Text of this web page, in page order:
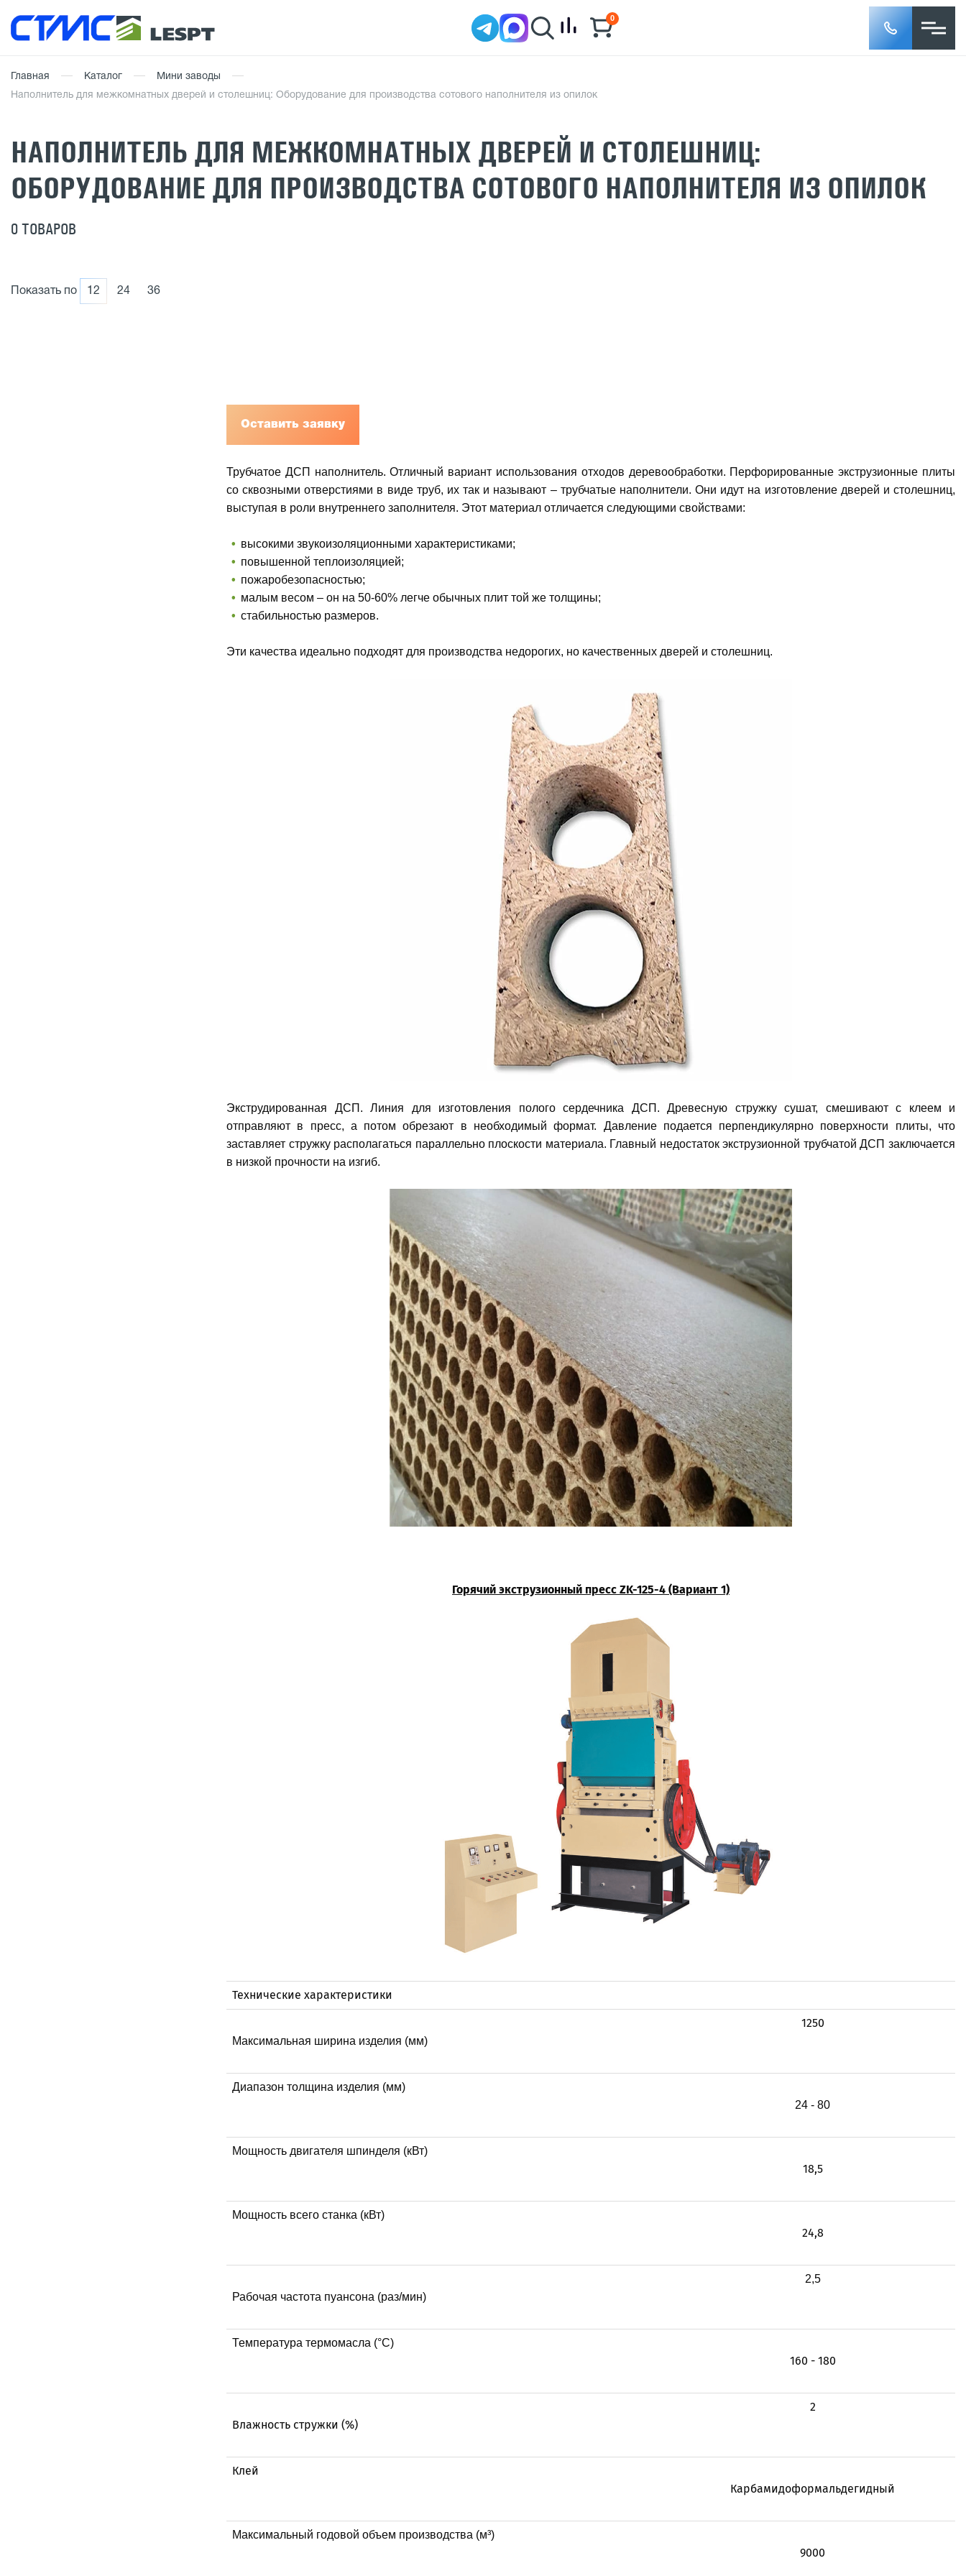
0
Главная Каталог
Мини заводы
Наполнитель для межкомнатных дверей и столешниц: Оборудование для производства сотового наполнителя из опилок
НАПОЛНИТЕЛЬ ДЛЯ МЕЖКОМНАТНЫХ ДВЕРЕЙ И СТОЛЕШНИЦ:
ОБОРУДОВАНИЕ ДЛЯ ПРОИЗВОДСТВА СОТОВОГО НАПОЛНИТЕЛЯ ИЗ ОПИЛОК
0 ТОВАРОВ
Показать по 12 24 36
Оставить заявку
Трубчатое ДСП наполнитель. Отличный вариант использования отходов деревообработки. Перфорированные экструзионные плиты
со сквозными отверстиями в виде труб, их так и называют – трубчатые наполнители. Они идут на изготовление дверей и столешниц,
выступая в роли внутреннего заполнителя. Этот материал отличается следующими свойствами:
высокими звукоизоляционными характеристиками;
повышенной теплоизоляцией;
пожаробезопасностью;
малым весом – он на 50-60% легче обычных плит той же толщины;
стабильностью размеров.
Эти качества идеально подходят для производства недорогих, но качественных дверей и столешниц.
Экструдированная ДСП. Линия для изготовления полого сердечника ДСП. Древесную стружку сушат, смешивают с клеем и
отправляют в пресс, а потом обрезают в необходимый формат. Давление подается перпендикулярно поверхности плиты, что
заставляет стружку располагаться параллельно плоскости материала. Главный недостаток экструзионной трубчатой ДСП заключается
в низкой прочности на изгиб.
Горячий экструзионный пресс ZK-125-4 (Вариант 1)
Технические характеристики
Максимальная ширина изделия (мм)
1250
Диапазон толщина изделия (мм)
24 - 80
Мощность двигателя шпинделя (кВт)
18,5
Мощность всего станка (кВт)
24,8
Рабочая частота пуансона (раз/мин)
2,5
Температура термомасла (°С)
160 - 180
Влажность стружки (%)
2
Клей
Карбамидоформальдегидный
Максимальный годовой объем производства (м³)
9000